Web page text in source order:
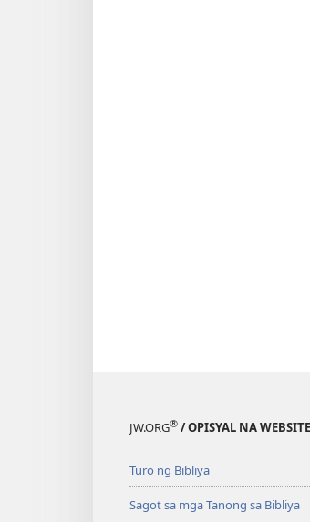
JW.ORG® / OPISYAL NA
Turo ng Bibliya
Sagot sa mga Tanong sa Bibliya